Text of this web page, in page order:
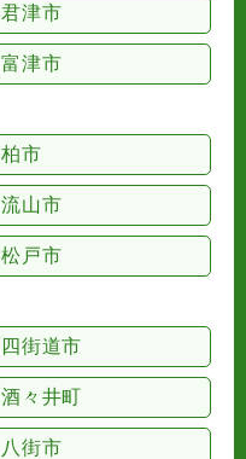
君津市
富津市
柏市
流山市
松戸市
四街道市
酒々井町
八街市